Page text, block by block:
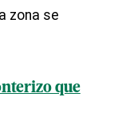
zona se
que